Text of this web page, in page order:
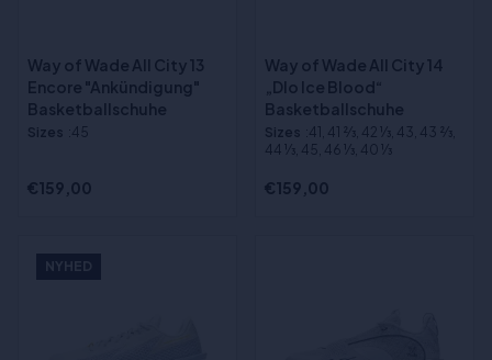
Way of Wade All City 13
Encore "Ankündigung"
Basketballschuhe
Sizes :45
€159,00
Way of Wade All City 14
„Dlo Ice Blood“
Basketballschuhe
Sizes :41, 41 2⁄3, 42 1⁄3, 43, 43 2⁄3,
44 1⁄3, 45, 46 1⁄3, 40 1⁄3
€159,00
NYHED